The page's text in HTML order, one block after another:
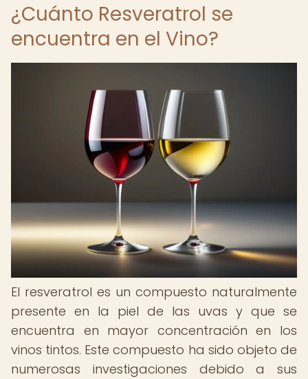
¿Cuánto Resveratrol se
encuentra en el Vino?
El resveratrol es un compuesto naturalmente
presente en la piel de las uvas y que se
encuentra en mayor concentración en los
vinos tintos. Este compuesto ha sido objeto de
numerosas investigaciones debido a sus